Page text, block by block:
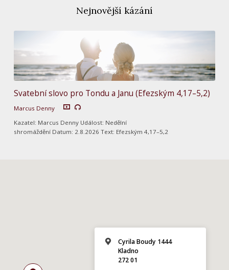
Nejnovější kázání
Svatební slovo pro Tondu a Janu (Efezským 4,17–5,2)
Marcus Denny
Kazatel: Marcus Denny Událost: Nedělní
shromáždění Datum: 2.8.2026 Text: Efezským 4,17–5,2
Cyrila Boudy 1444
Kladno
272 01